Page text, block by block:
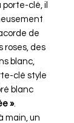
clé, il
de
roses, des
blanc,
clé style
blanc
».
main, un